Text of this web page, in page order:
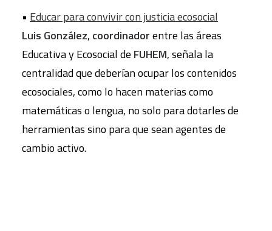
• Educar para convivir con justicia ecosocial
Luis González, coordinadorentre las áreas
Educativa y Ecosocial de FUHEM, señala la
centralidad que deberían ocupar los contenidos
ecosociales, como lo hacen materias como
matemáticas o lengua, no solo para dotarles de
herramientas sino para que sean agentes de
cambio activo.